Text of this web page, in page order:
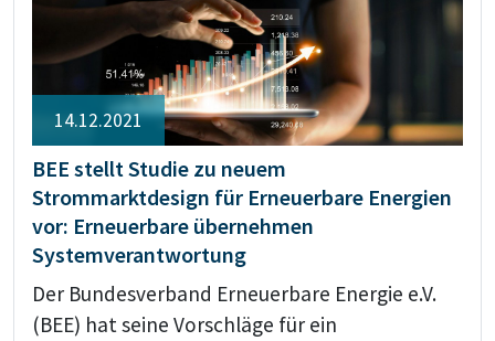
14.12.2021
BEE stellt Studie zu neuem
Strommarktdesign für Erneuerbare Energien
vor: Erneuerbare übernehmen
Systemverantwortung
Der Bundesverband Erneuerbare Energie e.V.
(BEE) hat seine Vorschläge für ein